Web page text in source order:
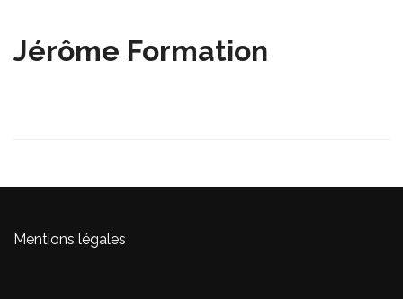
Jérôme Formation
Mentions légales